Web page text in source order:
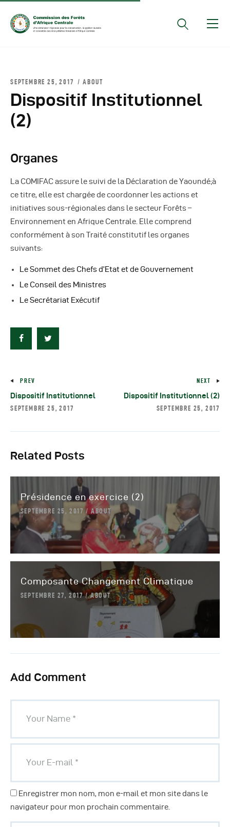
Conseils Des Ministres
Comptes Rendus De
COMIFAC Newsletter
Réunions Réseaux
CEFDHAC
Autres Publications
SEPTEMBRE 25, 2017 ABOUT
Dispositif Institutionnel
(2)
Organes
La COMIFAC assure le suivi de la Déclaration de Yaoundé;à
ce titre, elle est chargée de coordonner les actions et
initiatives sous-régionales dans le secteur Forêts –
Environnement en Afrique Centrale. Elle comprend
conformément à son Traité constitutif les organes
suivants:
Le Sommet des Chefs d’Etat et de Gouvernement
Le Conseil des Ministres
Le Secrétariat Exécutif
PREV
Dispositif Institutionnel
SEPTEMBRE 25, 2017
NEXT
Dispositif Institutionnel (2)
SEPTEMBRE 25, 2017
Related Posts
Présidence en exercice (2)
SEPTEMBRE 25, 2017 ABOUT
Composante Changement Climatique
SEPTEMBRE 27, 2017 ABOUT
Add Comment
Enregistrer mon nom, mon e-mail et mon site dans le
navigateur pour mon prochain commentaire.